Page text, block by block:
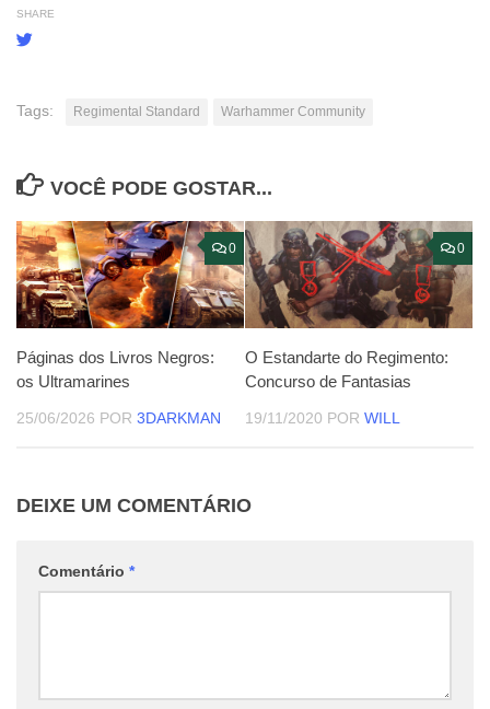
SHARE
Tags: Regimental Standard Warhammer Community
VOCÊ PODE GOSTAR...
0
Páginas dos Livros Negros:
os Ultramarines
25/06/2026 POR 3DARKMAN
0
O Estandarte do Regimento:
Concurso de Fantasias
19/11/2020 POR WILL
DEIXE UM COMENTÁRIO
Comentário *